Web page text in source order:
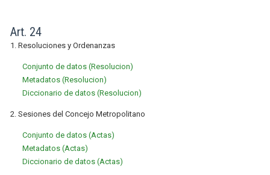
Art. 24
1. Resoluciones y Ordenanzas
Conjunto de datos (Resolucion)
Metadatos (Resolucion)
Diccionario de datos (Resolucion)
2. Sesiones del Concejo Metropolitano
Conjunto de datos (Actas)
Metadatos (Actas)
Diccionario de datos (Actas)